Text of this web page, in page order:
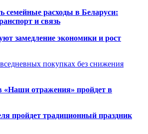
семейные расходы в Беларуси:
и связь
замедление экономики и рост
покупках без снижения
«Наши отражения» пройдет в
пройдет традиционный праздник